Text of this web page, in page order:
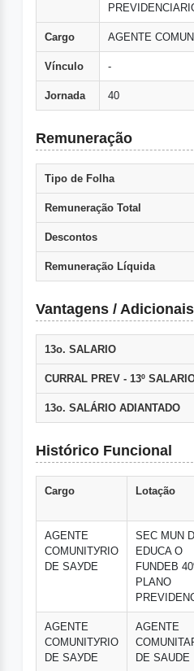
Cargo AGENTE
Vínculo -
Jornada 40
Remuneração
Tipo de Folha
Remuneração Total
Descontos
Remuneração Líquida
Vantagens /
13o. SALARIO
CURRAL PREV - 13º
13o. SALÁRIO ADIANTADO
Histórico Funcional
Cargo Lotação
AGENTE
COMUNITУRIO
DE SAУDE
SEC MUN
EDUCA O
FUNDEB
PLANO
AGENTE
COMUNITУRIO
DE SAУDE
AGENTE
DE SAUDE